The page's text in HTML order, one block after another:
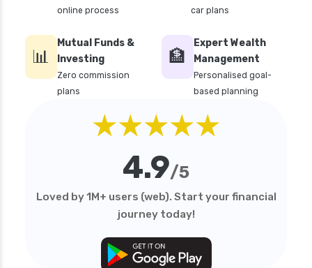
future generali group health insurance plan
future generali health suraksha family floater
plan
future generali health suraksha individual
insurance plan
future generali health surplus insurance plan
future generali hospicash insurance plan
global health insurance for nris
group health insurance vs individual
health and disability insurance
online process
car plans
📊
Mutual Funds &
Investing
Zero commission
plans
🏦
Expert Wealth
Management
Personalised goal-
based planning
★★★★★
4.9/5
Loved by 1M+ users (web). Start your financial
journey today!